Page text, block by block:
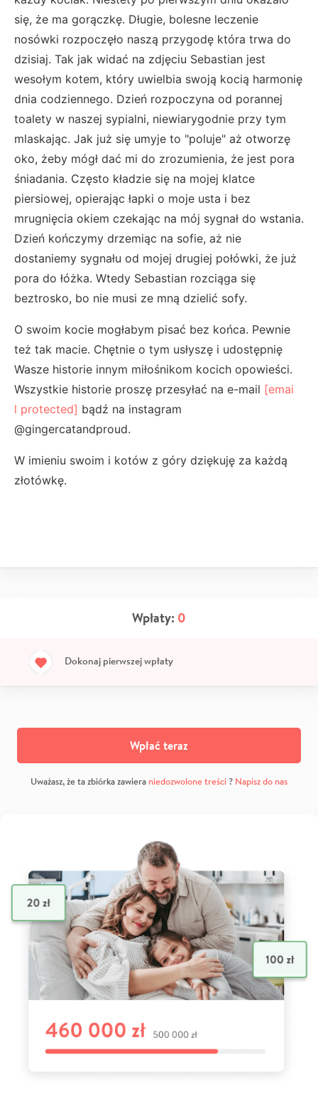
się, że ma gorączkę. Długie, bolesne leczenie
nosówki rozpoczęło naszą przygodę która trwa do
dzisiaj. Tak jak widać na zdjęciu Sebastian jest
wesołym kotem, który uwielbia swoją kocią harmonię
dnia codziennego. Dzień rozpoczyna od porannej
toalety w naszej sypialni, niewiarygodnie przy tym
mlaskając. Jak już się umyje to "poluje" aż otworzę
oko, żeby mógł dać mi do zrozumienia, że jest pora
śniadania. Często kładzie się na mojej klatce
piersiowej, opierając łapki o moje usta i bez
mrugnięcia okiem czekając na mój sygnał do wstania.
Dzień kończymy drzemiąc na sofie, aż nie
dostaniemy sygnału od mojej drugiej połówki, że już
pora do łóżka. Wtedy Sebastian rozciąga się
beztrosko, bo nie musi ze mną dzielić sofy.
O swoim kocie mogłabym pisać bez końca. Pewnie
też tak macie. Chętnie o tym usłyszę i udostępnię
Wasze historie innym miłośnikom kocich opowieści.
Wszystkie historie proszę przesyłać na e-mail [emai
l protected] bądź na instagram
@gingercatandproud.
W imieniu swoim i kotów z góry dziękuję za każdą
złotówkę.
Wpłaty: 0
Dokonaj pierwszej wpłaty
Wpłać teraz
Uważasz, że ta zbiórka zawiera niedozwolone treści? Napisz do nas